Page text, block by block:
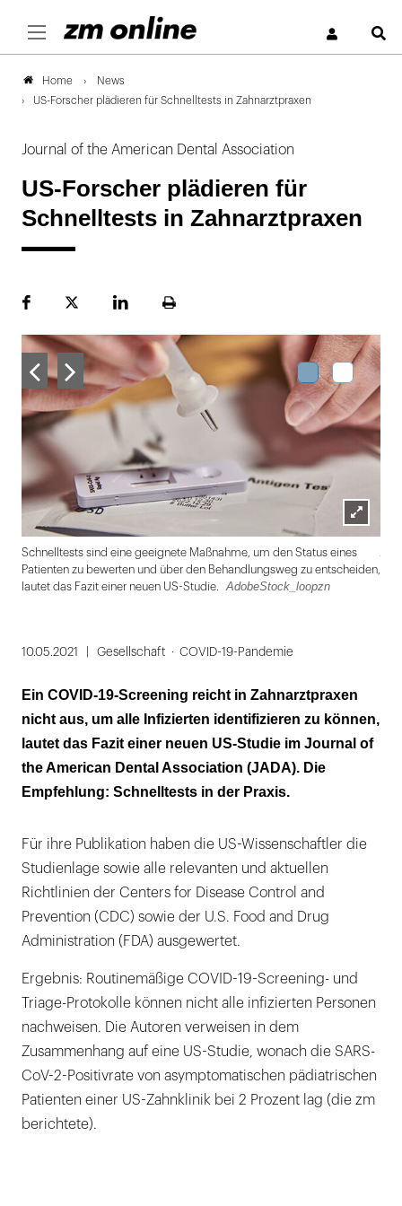
Home
News
US-Forscher plädieren für Schnelltests in Zahnarztpraxen
Journal of the American Dental Association
US-Forscher plädieren für
Schnelltests in Zahnarztpraxen
FacebookPlattformLinekdInSeite
Lightbox
öffnen
Schnelltests sind eine geeignete Maßnahme, um den Status eines
Patienten zu bewerten und über den Behandlungsweg zu entscheiden,
lautet das Fazit einer neuen US-Studie.
AdobeStock_loopzn
1
2
10.05.2021 Gesellschaft COVID-19-Pandemie
Ein COVID-19-Screening reicht in Zahnarztpraxen
nicht aus, um alle Infizierten identifizieren zu können,
lautet das Fazit einer neuen US-Studie im Journal of
the American Dental Association (JADA). Die
Empfehlung: Schnelltests in der Praxis.
Für ihre Publikation haben die US-Wissenschaftler die
Studienlage sowie alle relevanten und aktuellen
Richtlinien der Centers for Disease Control and
Prevention (CDC) sowie der U.S. Food and Drug
Administration (FDA) ausgewertet.
Ergebnis: Routinemäßige COVID-19-Screening- und
Triage-Protokolle können nicht alle infizierten Personen
nachweisen. Die Autoren verweisen in dem
Zusammenhang auf eine US-Studie, wonach die SARS-
CoV-2-Positivrate von asymptomatischen pädiatrischen
Patienten einer US-Zahnklinik bei 2 Prozent lag (die zm
berichtete).